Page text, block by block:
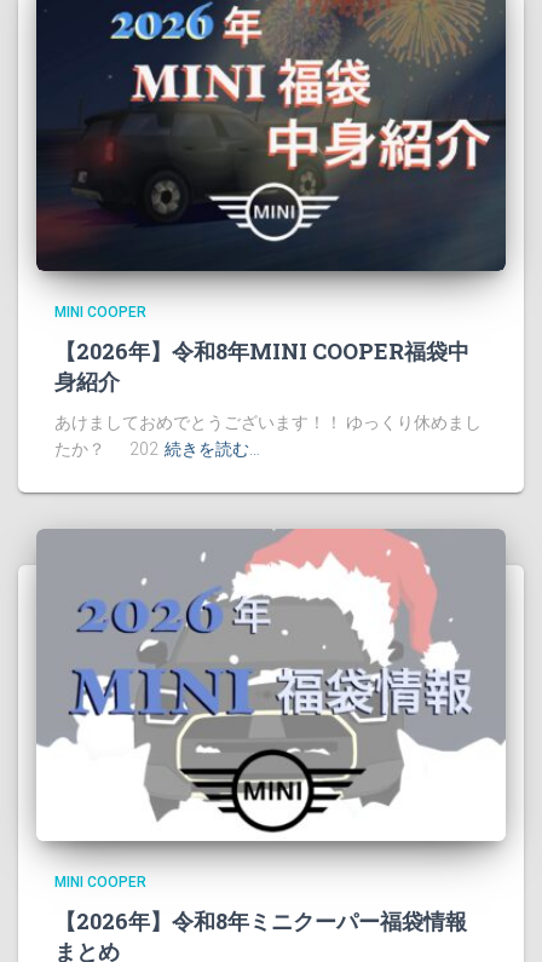
MINI COOPER
【2026年】令和8年MINI COOPER福袋中
身紹介
あけましておめでとうございます！！ ゆっくり休めまし
たか？ 202 続きを読む…
MINI COOPER
【2026年】令和8年ミニクーパー福袋情報
まとめ